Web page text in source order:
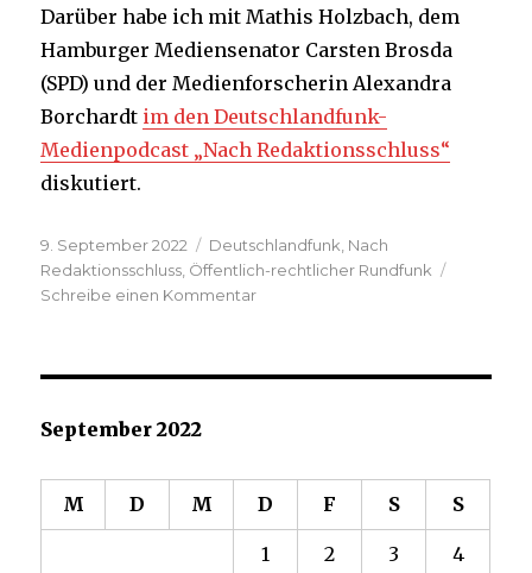
Darüber habe ich mit Mathis Holzbach, dem
Hamburger Mediensenator Carsten Brosda
(SPD) und der Medienforscherin Alexandra
Borchardt im den Deutschlandfunk-
Medienpodcast „Nach Redaktionsschluss“
diskutiert.
Veröffentlicht
am
9. September 2022 Kategorien
Deutschlandfunk, Nach
Redaktionsschluss, Öffentlich-rechtlicher Rundfunk
Schreibe einen Kommentarzu
rechtlichen
September 2022
M D M D F S S
1 2 3 4